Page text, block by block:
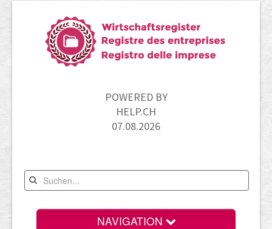
POWERED BY
HELP.CH
07.08.2026
NAVIGATION